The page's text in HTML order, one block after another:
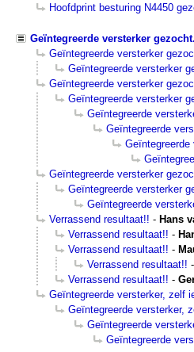
Hoofdprint besturing N4450
Geïntegreerde versterker gezocht.
Geïntegreerde versterker
Geïntegreerde versterker
Geïntegreerde versterker
Geïntegreerde versterker
Geïntegreerde
Geïntegreerde
Geïntegreerde versterker
Geïntegreerde versterker
Geïntegreerde
Verrassend resultaat!! - Hans
Verrassend resultaat!! -
Verrassend resultaat!! -
Verrassend resultaat!! -
Verrassend resultaat!! -
Geïntegreerde versterker, zelf
Geïntegreerde versterker,
Geïntegreerde
Geïntegreerde